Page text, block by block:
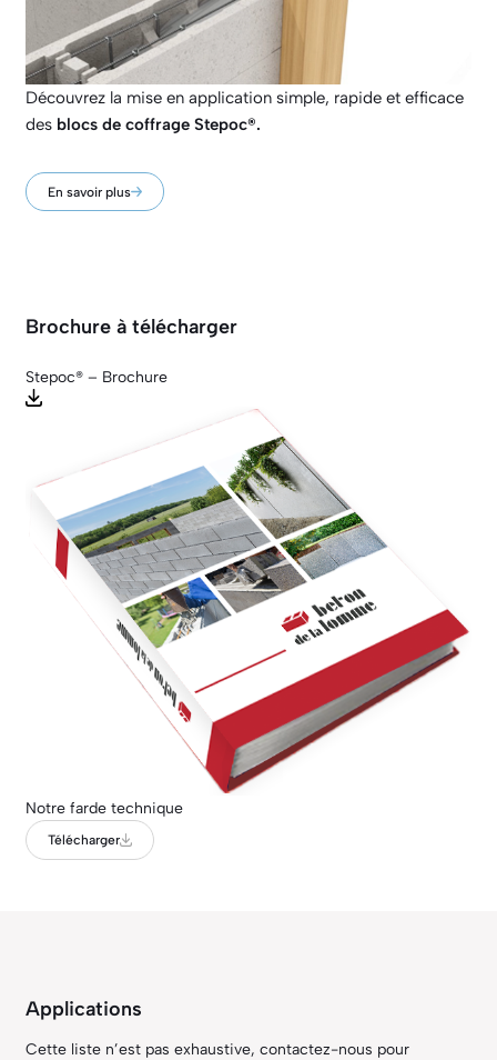
Découvrez la mise en application simple, rapide et efficace
des blocs de coffrage Stepoc®.
En savoir plus
Brochure à télécharger
Stepoc® – Brochure
Notre farde technique
Télécharger
Applications
Cette liste n’est pas exhaustive, contactez-nous pour